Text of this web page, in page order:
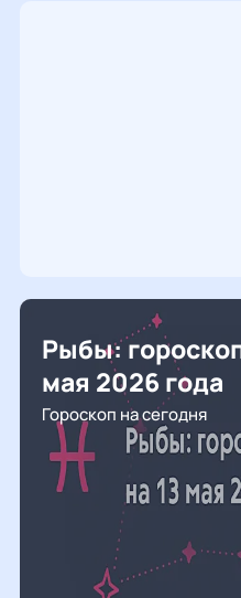
Рыбы:
мая 2026 года
Гороскоп на сегодня